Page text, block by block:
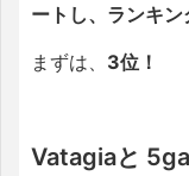
ートし、ランキン
まずは、 3位！
Vatagiaと